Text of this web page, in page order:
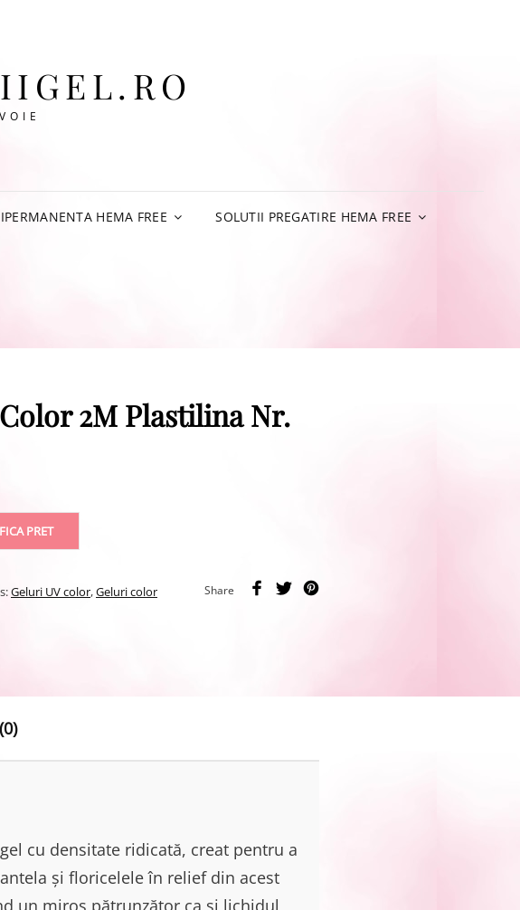
HEMA FREE SOLUTII PREGATIRE HEMA FREE
2M Plastilina Nr.
PRET
Share
Geluri UV color,Geluri color
cu densitate ridicată, creat pentru a
și floricelele în relief din acest
un miros pătrunzător ca și lichidul